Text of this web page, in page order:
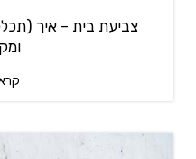
צביעת בית – איך